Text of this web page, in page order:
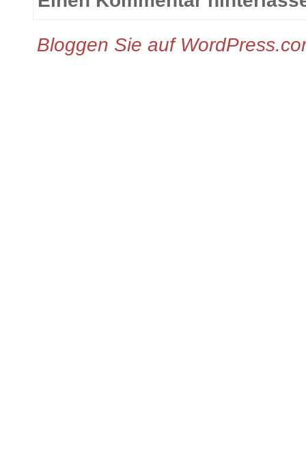
Bloggen Sie auf